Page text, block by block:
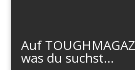
Auf
was du suchst...